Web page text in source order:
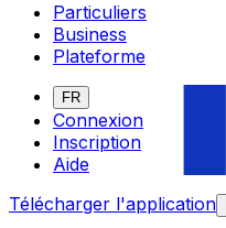
Particuliers
Business
Plateforme
FR
Connexion
Inscription
Aide
Télécharger l'application